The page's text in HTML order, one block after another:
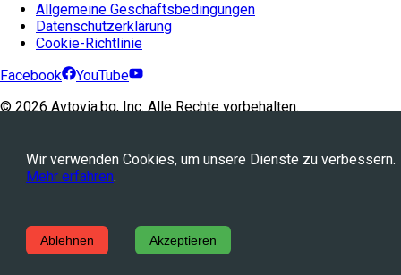
Wir verwenden Cookies, um unsere Dienste zu verbessern.
Mehr erfahren.
Ablehnen Akzeptieren
Allgemeine Geschäftsbedingungen
Datenschutzerklärung
Cookie-Richtlinie
Facebook
YouTube
©2026 Avtovia.bg, Inc. Alle Rechte vorbehalten.